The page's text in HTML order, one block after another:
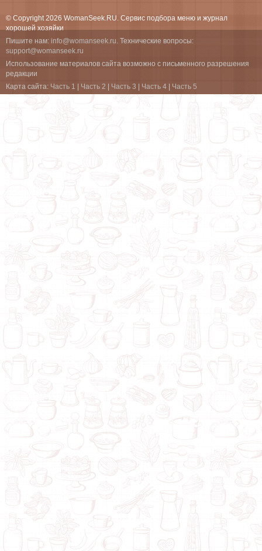
© Copyright 2026 WomanSeek.RU. Сервис подбора меню и журнал
хорошей хозяйки
Пишите нам: info@womanseek.ru. Технические вопросы:
support@womanseek.ru
Использование материалов сайта возможно с письменного разрешения
редакции
Карта сайта: Часть 1 Часть 2 Часть 3 Часть 4 Часть 5